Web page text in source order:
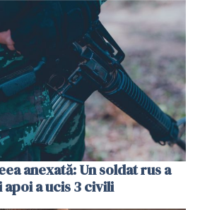
anexată: Un soldat rus a
a ucis 3 civili